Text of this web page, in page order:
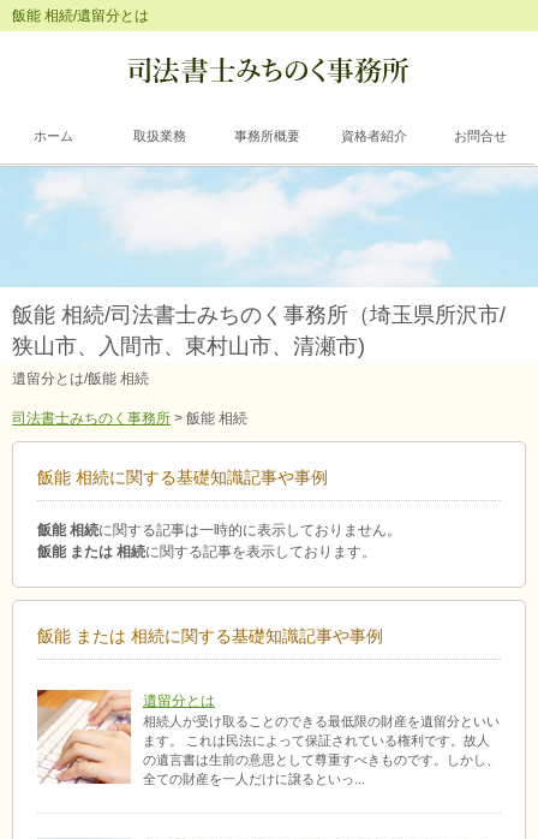
飯能 相続/遺留分とは
ホーム 取扱業務 事務所概要 資格者紹介 お問合せ
飯能 相続/司法書士みちのく事務所（埼玉県所沢市/
狭山市、入間市、東村山市、清瀬市)
遺留分とは/飯能 相続
司法書士みちのく事務所 > 飯能 相続
飯能 相続に関する基礎知識記事や事例
飯能 相続に関する記事は一時的に表示しておりません。
飯能 または 相続に関する記事を表示しております。
飯能 または 相続に関する基礎知識記事や事例
遺留分とは
相続人が受け取ることのできる最低限の財産を遺留分といい
ます。 これは民法によって保証されている権利です。故人
の遺言書は生前の意思として尊重すべきものです。しかし、
全ての財産を一人だけに譲るといっ...